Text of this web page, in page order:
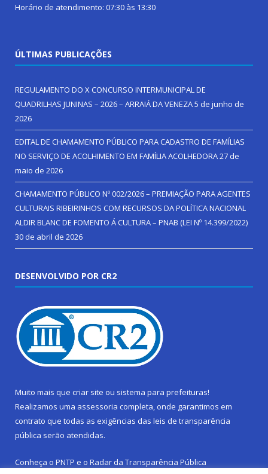
Horário de atendimento: 07:30 às 13:30
ÚLTIMAS PUBLICAÇÕES
REGULAMENTO DO X CONCURSO INTERMUNICIPAL DE
QUADRILHAS JUNINAS – 2026 – ARRAIÁ DA VENEZA5 de junho de
2026
EDITAL DE CHAMAMENTO PÚBLICO PARA CADASTRO DE FAMÍLIAS
NO SERVIÇO DE ACOLHIMENTO EM FAMÍLIA ACOLHEDORA27 de
maio de 2026
CHAMAMENTO PÚBLICO Nº 002/2026 – PREMIAÇÃO PARA AGENTES
CULTURAIS RIBEIRINHOS COM RECURSOS DA POLÍTICA NACIONAL
ALDIR BLANC DE FOMENTO Á CULTURA – PNAB (LEI Nº 14.399/2022)
30 de abril de 2026
DESENVOLVIDO POR CR2
Muito mais que criar site ou sistema para prefeituras!
Realizamos uma assessoria completa, onde garantimos em
contrato que todas as exigências das leis de transparência
pública serão atendidas.
Conheça o PNTP e o Radar da Transparência Pública